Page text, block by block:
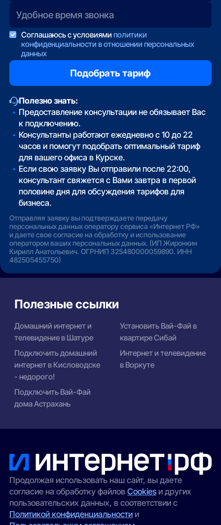
Соглашаюсь с условиями политики
конфиденциальности в отношении персональных
данных
Полезно знать:
Предоставление консультации не обязывает Вас
к подключению.
Консультанты работают ежедневно с 10 до 22
часов и помогут подобрать оптимальный тариф
для вашего офиса в Курске.
Если свою заявку Вы отправили после 22:00,
консультант свяжется с Вами завтра в первой
половине дня для обсуждения тарифов для
бизнеса.
Отправляя заявку вы подтверждаете передачу
персональных данных оператору сервиса «Интернет РФ»
и даете свое согласие на обработку и использование
оператором ваших персональных данных. (ИП Жиронкин
Кирилл Анатольевич. ОГРНИП 325480000059890. ИНН
482505455750)
Полезные ссылки
Домашний интернет и
телевидение в Шатуре
Установить Вай-Фай в
квартире Сибай
Подключить домашний
интернет в Кисловодске
- недорого!
Интернет и телевидение
в Воркуте
Подключить Вай-Фай
дома Астрахань
Продолжая использовать наш сайт, вы даете
согласие на обработку файловCookies и других
пользовательских данных, в соответствии с
Политикой конфиденциальности и